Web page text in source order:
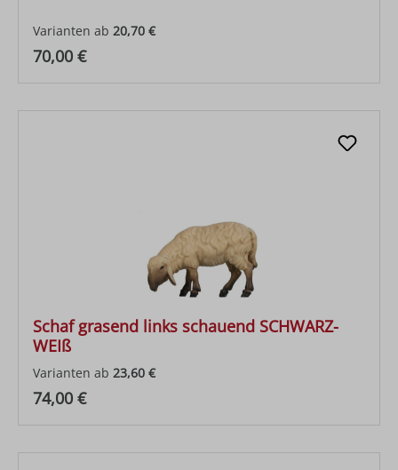
Varianten ab 20,70 €
Regulärer Preis:
70,00 €
Schaf grasend links schauend SCHWARZ-
WEIß
Varianten ab 23,60 €
Regulärer Preis:
74,00 €